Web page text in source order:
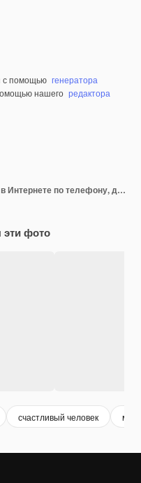
с помощью генератора
нашего редактора
Улыбающийся мужчина сидит в Интернете по телефону, держа чашку кофе
эти фото
счастливый человек